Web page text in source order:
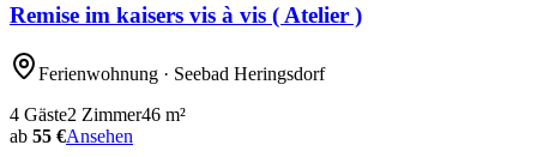
Remise im kaisers vis à vis ( Atelier )
Ferienwohnung · Seebad Heringsdorf
4 Gäste2 Zimmer46 m²
ab 55 €Ansehen